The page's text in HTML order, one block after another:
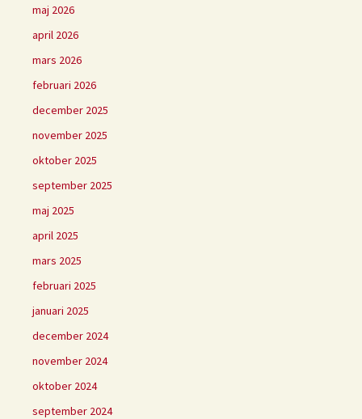
maj 2026
april 2026
mars 2026
februari 2026
december 2025
november 2025
oktober 2025
september 2025
maj 2025
april 2025
mars 2025
februari 2025
januari 2025
december 2024
november 2024
oktober 2024
september 2024